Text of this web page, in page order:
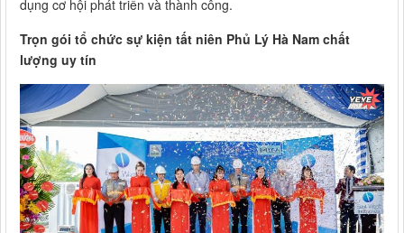
dụng cơ hội phát triển và thành công.
Trọn gói tổ chức sự kiện tất niên Phủ Lý Hà Nam chất
lượng uy tín